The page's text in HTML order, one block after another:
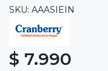
SKU: AAASIEIN
$ 7.990